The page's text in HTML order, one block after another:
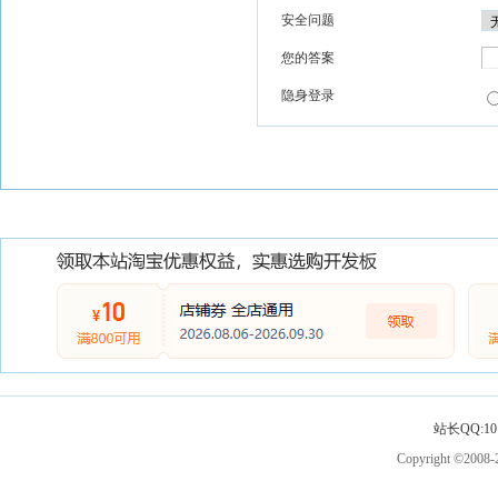
安全问题
您的答案
隐身登录
站长
Copyright